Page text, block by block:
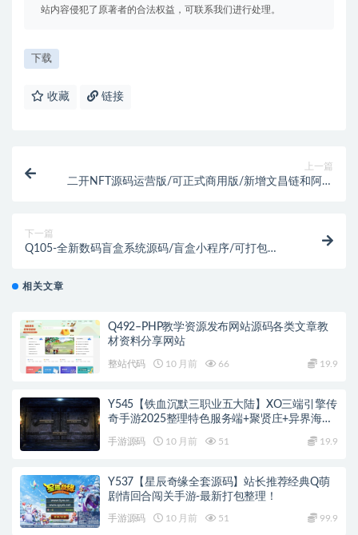
站内容侵犯了原著者的合法权益，可联系我们进行处理。
下载
收藏 链接
上一篇
二开NFT源码运营版/可正式商用版/新增文昌链和阿里
下一篇
Q105-全新数码盲盒系统源码/盲盒小程序/可打包
相关文章
Q492–PHP教学资源发布网站源码各类文章教
材资料分享网站
整站代码 10 月前 66 19.9
Y545【铁血沉默三职业五大陆】XO三端引擎传
奇手游2025整理特色服务端+聚贤庄+异界海岛
手游源码 10 月前 51 19.9
Y537【星辰奇缘全套源码】站长推荐经典Q萌
剧情回合闯关手游-最新打包整理！
手游源码 10 月前 51 99.9